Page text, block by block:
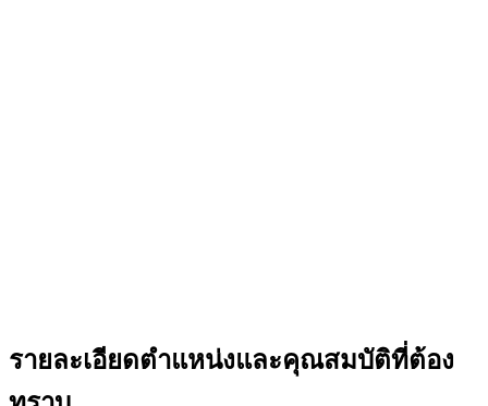
รายละเอียดตำแหน่งและคุณสมบัติที่ต้อง